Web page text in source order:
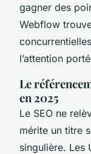
gagner des
Webflow
l’attention
Le
en 2025
Le SEO ne
mérite un titre
singulière. Les